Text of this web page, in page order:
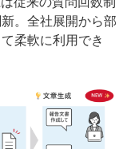
。全社展開から部
柔軟に利用でき